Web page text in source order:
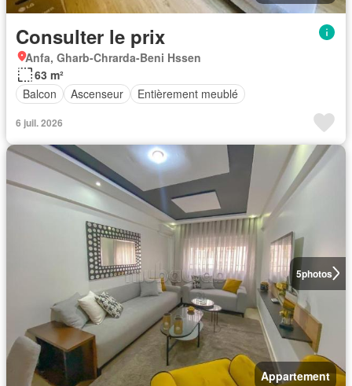
Consulter le prix
Anfa, Gharb-Chrarda-Beni Hssen
63 m²
Balcon
Ascenseur Entièrement meublé
6 juil. 2026
5photos
Appartement